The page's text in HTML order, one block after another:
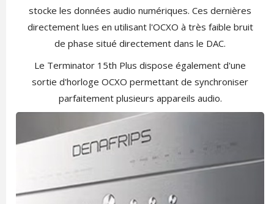
stocke les données audio numériques. Ces dernières
directement lues en utilisant l'OCXO à très faible bruit
de phase situé directement dans le DAC.
Le Terminator 15th Plus dispose également d'une
sortie d'horloge OCXO permettant de synchroniser
parfaitement plusieurs appareils audio.